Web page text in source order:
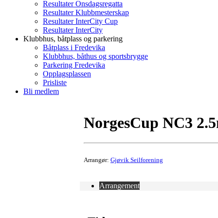
Resultater Onsdagsregatta
Resultater Klubbmesterskap
Resultater InterCity Cup
Resultater InterCity
Klubbhus, båtplass og parkering
Båtplass i Fredevika
Klubbhus, båthus og sportsbrygge
Parkering Fredevika
Opplagsplassen
Prisliste
Bli medlem
NorgesCup NC3
Arrangør: Gjøvik Seilforening
Arrangement